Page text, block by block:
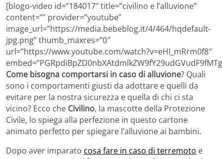
[blogo-video id=”184017″ title=”civilino e l’alluvione”
content=”” provider=”youtube”
image_url=”https://media.bebeblog.it/4/464/hqdefault-
jpg.png” thumb_maxres=”0″
url=”https://www.youtube.com/watch?v=eHI_mRrm0f8″
Come bisogna comportarsi in caso di alluvione? Quali
sono i comportamenti giusti da adottare e quelli da
evitare per la nostra sicurezza e quella di chi ci sta
vicino? Ecco che Civilino, la mascotte della Protezione
Civile, lo spiega alla perfezione in questo cartone
animato perfetto per spiegare l’alluvione ai bambini.
Dopo aver imparato cosa fare in caso di terremoto e